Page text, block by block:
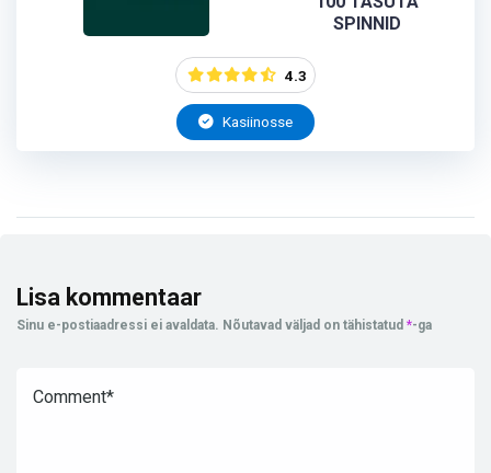
SPINNID
4.3
Kasiinosse
Lisa kommentaar
Sinu e-postiaadressi ei avaldata. Nõutavad väljad on tähistatud *-ga